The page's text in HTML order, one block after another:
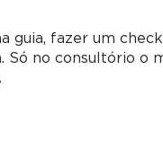
guia, fazer um
Só no consultório o